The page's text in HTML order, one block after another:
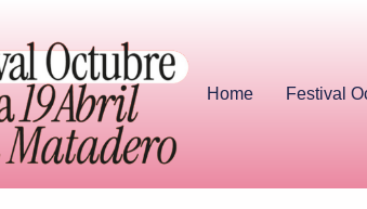
Home Festival